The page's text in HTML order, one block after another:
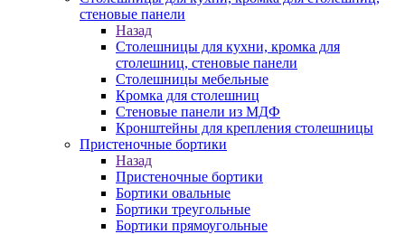
стеновые панели
Назад
Столешницы для кухни, кромка для
столешниц, стеновые панели
Столешницы мебельные
Кромка для столешниц
Стеновые панели из МДФ
Кронштейны для крепления столешницы
Пристеночные бортики
Назад
Пристеночные бортики
Бортики овальные
Бортики треугольные
Бортики прямоугольные